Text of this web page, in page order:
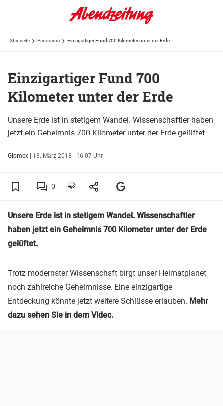
Startseite Panorama Einzigartiger Fund 700 Kilometer unter der Erde
Einzigartiger Fund 700
Kilometer unter der Erde
Unsere Erde ist in stetigem Wandel. Wissenschaftler haben
jetzt ein Geheimnis 700 Kilometer unter der Erde gelüftet.
Glomex | 13. März 2018 - 16:07 Uhr
0
Unsere Erde ist in stetigem Wandel. Wissenschaftler
haben jetzt ein Geheimnis 700 Kilometer unter der Erde
gelüftet.
Trotz modernster Wissenschaft birgt unser Heimatplanet
noch zahlreiche Geheimnisse. Eine einzigartige
Entdeckung könnte jetzt weitere Schlüsse erlauben. Mehr
dazu sehen Sie in dem Video.